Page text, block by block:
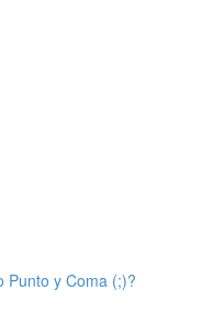
Punto y Coma (;)?